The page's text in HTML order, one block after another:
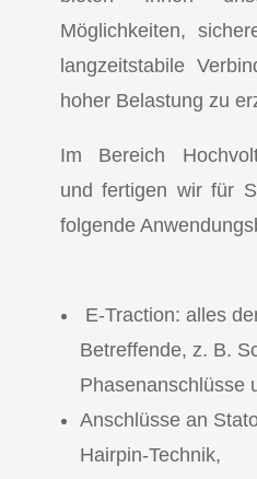
Möglichkeiten,
langzeitstabile
hoher Belastung zu
Im Bereich
und fertigen wir für
folgende
E-Traction: alles
Betreffende, z. B.
Phasenanschlüsse
Anschlüsse an
Hairpin-Technik,